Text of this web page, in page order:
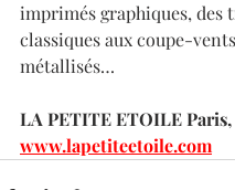
imprimés graphiques, des
classiques aux coupe-vents
métallisés…
LA PETITE ETOILE Paris,
www.lapetiteetoile.com